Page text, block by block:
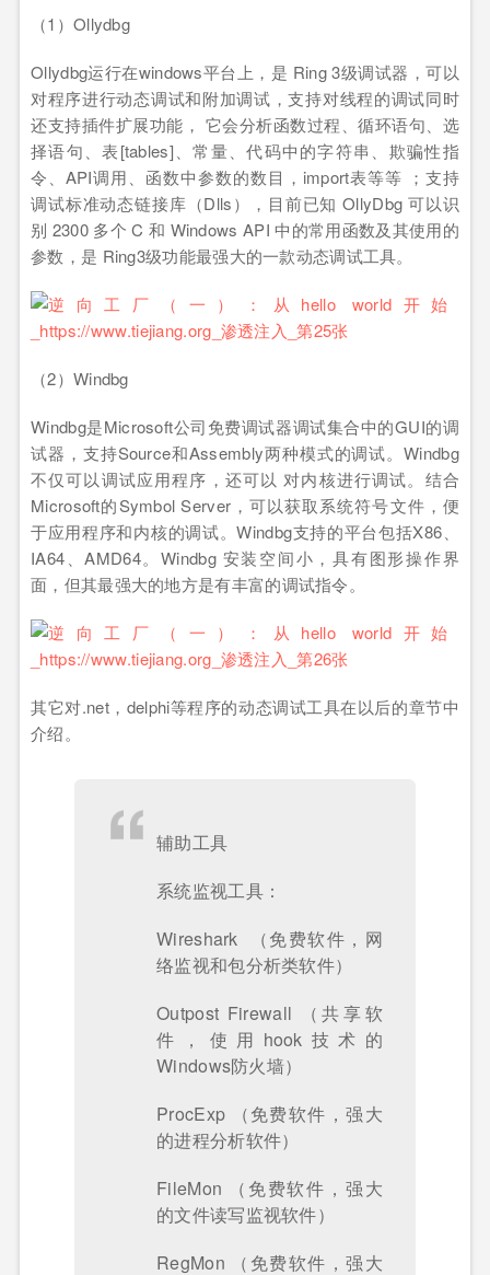
（1）Ollydbg
Ollydbg运行在windows平台上，是 Ring 3级调试器，可以
对程序进行动态调试和附加调试，支持对线程的调试同时
还支持插件扩展功能， 它会分析函数过程、循环语句、选
择语句、表[tables]、常量、代码中的字符串、欺骗性指
令、API调用、函数中参数的数目，import表等等 ；支持
调试标准动态链接库（Dlls），目前已知 OllyDbg 可以识
别 2300 多个 C 和 Windows API 中的常用函数及其使用的
参数，是 Ring3级功能最强大的一款动态调试工具。
（2）Windbg
Windbg是Microsoft公司免费调试器调试集合中的GUI的调
试器，支持Source和Assembly两种模式的调试。Windbg
不仅可以调试应用程序，还可以 对内核进行调试。结合
Microsoft的Symbol Server，可以获取系统符号文件，便
于应用程序和内核的调试。Windbg支持的平台包括X86、
IA64、AMD64。Windbg 安装空间小，具有图形操作界
面，但其最强大的地方是有丰富的调试指令。
其它对.net，delphi等程序的动态调试工具在以后的章节中
介绍。
辅助工具
系统监视工具：
Wireshark （免费软件，网
络监视和包分析类软件）
Outpost Firewall （共享软
件，使用hook技术的
Windows防火墙）
ProcExp （免费软件，强大
的进程分析软件）
FileMon （免费软件，强大
的文件读写监视软件）
RegMon （免费软件，强大